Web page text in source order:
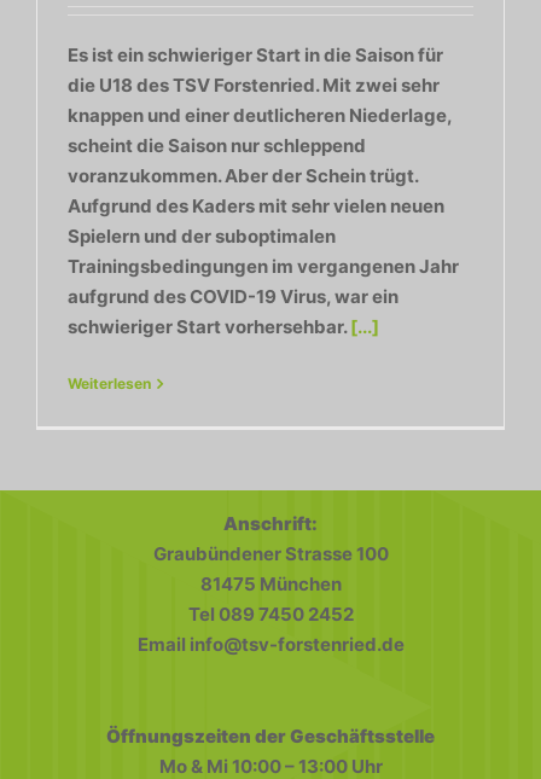
Es ist ein schwieriger Start in die Saison für
die U18 des TSV Forstenried. Mit zwei sehr
knappen und einer deutlicheren Niederlage,
scheint die Saison nur schleppend
voranzukommen. Aber der Schein trügt.
Aufgrund des Kaders mit sehr vielen neuen
Spielern und der suboptimalen
Trainingsbedingungen im vergangenen Jahr
aufgrund des COVID-19 Virus, war ein
schwieriger Start vorhersehbar.[...]
Weiterlesen
Anschrift:
Graubündener Strasse 100
81475 München
Tel 089 7450 2452
Email info@tsv-forstenried.de
Öffnungszeiten der Geschäftsstelle
Mo & Mi 10:00 – 13:00 Uhr